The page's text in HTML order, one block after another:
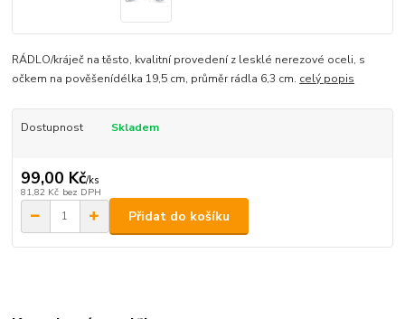
RÁDLO/kráječ na těsto, kvalitní provedení z lesklé nerezové oceli, s
očkem na pověšenídélka 19,5 cm, průměr rádla 6,3 cm. celý popis
Dostupnost Skladem
99,00 Kč/ks
81,82 Kč bez DPH
Přidat do košíku